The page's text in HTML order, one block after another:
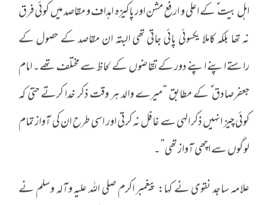
اہل بیت ؑ کے اعلی و ارفع مشن اور پاکیزہ اہداف و مقاصد میں کوئی فرق
نہ تھا بلکہ کاملا یکسوئی پائی جاتی تھی البتہ ان مقاصد کے حصول کے
راستے اپنے اپنے دور کے تقاضوں کے لحاظ سے مختلف تھے۔ امام
جعفرصادق ؑ کے مطابق “میرے والد ہر وقت ذکر خدا کرتے حتی کہ
کوئی چیز انہیں ذکر الہی سے غافل نہ کرتی اور اسی طرح ان کی آواز تمام
لوگوں سے اچھی آواز تھی”۔
علامہ ساجد نقوی نے کہا: پیغمبر اکرم صلی اللہ علیہ وآلہ وسلم نے